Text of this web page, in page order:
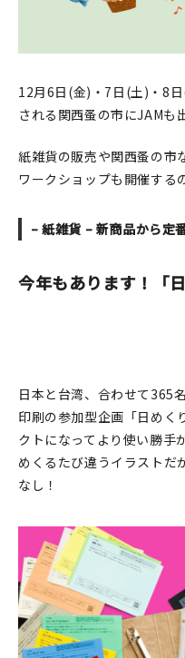
はんこ
台湾グッズ
在庫限り
イベント・ワークショップ
ギャラリー
おしらせ
マイアカウント
カートを見る
12月6日(金)・7日(土)・8
される関西蚤の市にJAMも
紙雑貨の販売や関西蚤の市
ワークショップも開催する
– 紙雑貨 – 新商品から定
今年もあります！「
日本と台湾、合わせて365
印刷の参加型企画「日めく
クトになってより使い勝
めくるたび違うイラストだ
なし！